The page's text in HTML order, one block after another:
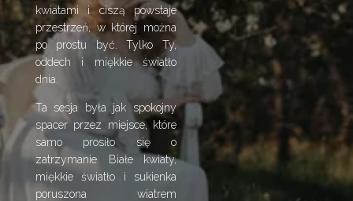
kwiatami i ciszą powstaje
przestrzeń, w której można
po prostu być. Tylko Ty,
oddech i miękkie światło
dnia.
Ta sesja była jak spokojny
spacer przez miejsce, które
samo prosiło się o
zatrzymanie. Białe kwiaty,
miękkie światło i sukienka
poruszona wiatrem